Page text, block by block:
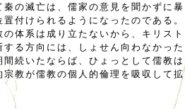
の滅亡は、儒家の意見を聞かずに暴
付けられるようになったのである。
体系は成り立たないから、キリスト
る方向には、しょせん向わなかった
続いたならば、ひょっとして儒教は
教が儒教の個人的倫理を吸収して拡